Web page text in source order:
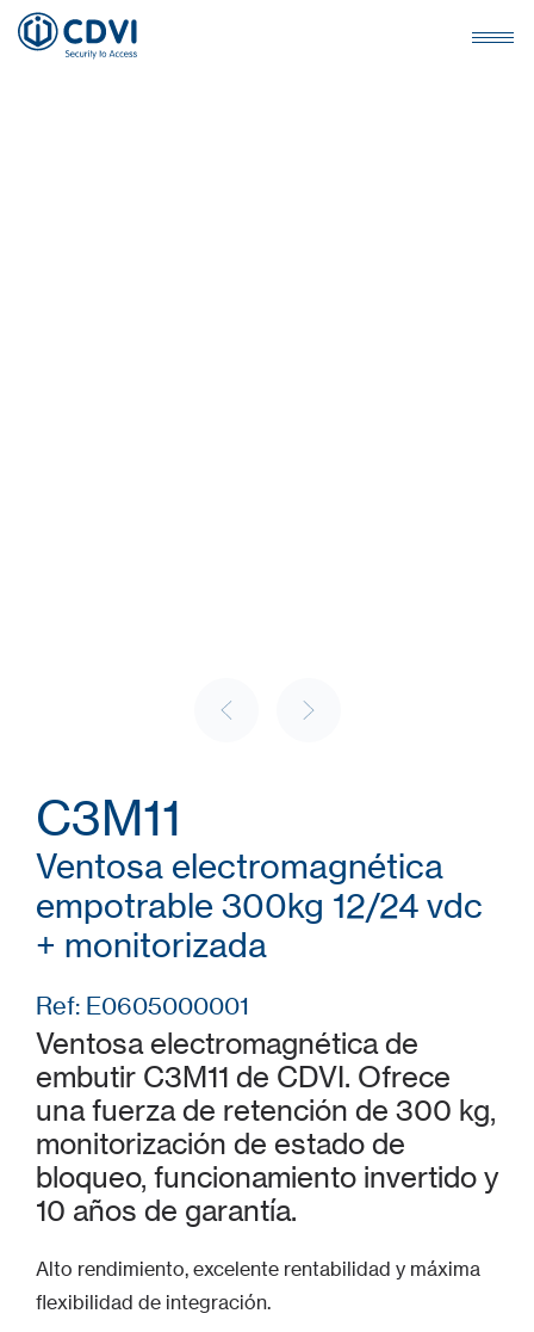
C3M11
Ventosa electromagnética
empotrable 300kg 12/24 vdc
+ monitorizada
Ref: E0605000001
Ventosa electromagnética de
embutir C3M11 de CDVI. Ofrece
una fuerza de retención de 300 kg,
monitorización de estado de
bloqueo, funcionamiento invertido y
10 años de garantía.
Alto rendimiento, excelente rentabilidad y máxima
flexibilidad de integración.